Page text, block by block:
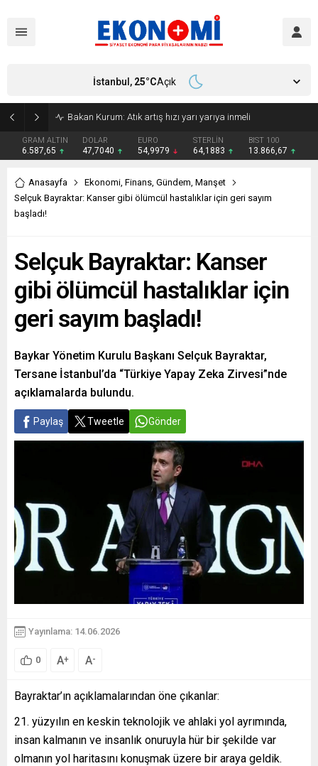
Bakan Kurum: Atık artış hızı yarı yarıya inmeli
GRAM ALTIN
6.587,65
DOLAR
47,7040
EURO
54,9979
STERLİN
64,1883
BIST 100
13.866,67
İstanbul, 25°CAçık
Anasayfa Ekonomi, Finans, Gündem, Manşet
Selçuk Bayraktar: Kanser gibi ölümcül hastalıklar için geri sayım
başladı!
Selçuk Bayraktar: Kanser
gibi ölümcül hastalıklar için
geri sayım başladı!
Baykar Yönetim Kurulu Başkanı Selçuk Bayraktar,
Tersane İstanbul’da “Türkiye Yapay Zeka Zirvesi”nde
açıklamalarda bulundu.
Paylaş Tweetle Gönder
Yayınlama: 14.06.2026
0 A+ A-
Bayraktar’ın açıklamalarından öne çıkanlar:
21. yüzyılın en keskin teknolojik ve ahlaki yol ayrımında,
insan kalmanın ve insanlık onuruyla hür bir şekilde var
olmanın yol haritasını konuşmak üzere bir araya geldik.